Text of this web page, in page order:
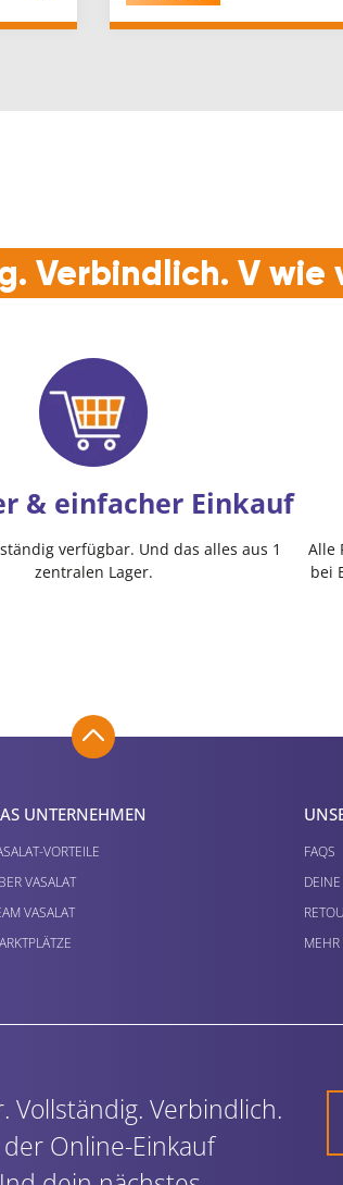
Verbindlich. V wie
& einfacher Einkauf
verfügbar. Und das alles aus 1
zentralen Lager.
Alle
bei
UNTERNEHMEN
VORTEILE
VASALAT
VASALAT
FAQS
MEHR
Vollständig. Verbindlich.
Online-Einkauf